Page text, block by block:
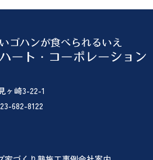
ヶ崎3-22-1
682-8122